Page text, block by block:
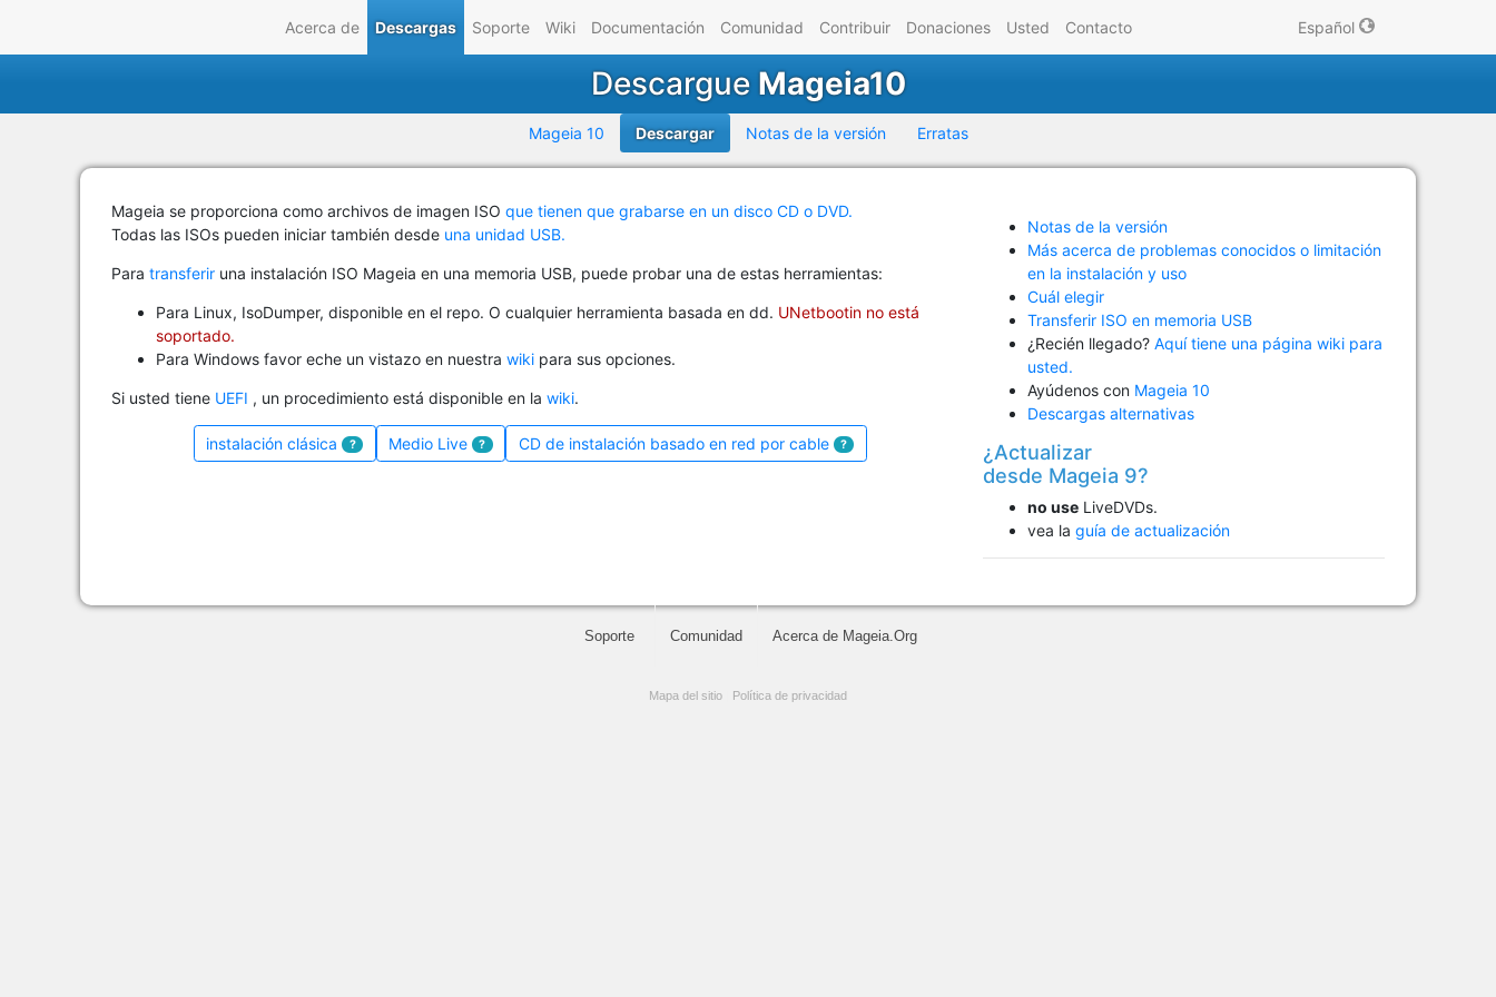
Acerca de Descargas Soporte Wiki Documentación Comunidad Contribuir Donaciones Usted Contacto Español
DescargueMageia10
Mageia 10 Descargar Notas de la versión Erratas
Mageia se proporciona como archivos de imagen ISO que tienen que grabarse en un disco CD o DVD.
Todas las ISOs pueden iniciar también desde una unidad USB.
Para transferir una instalación ISO Mageia en una memoria USB, puede probar una de estas herramientas:
Para Linux, IsoDumper, disponible en el repo. O cualquier herramienta basada en dd. UNetbootin no está
soportado.
Para Windows favor eche un vistazo en nuestra wiki para sus opciones.
Si usted tiene UEFI , un procedimiento está disponible en la wiki.
instalación clásica ? Medio Live ? CD de instalación basado en red por cable ?
Notas de la versión
Más acerca de problemas conocidos o limitación
en la instalación y uso
Cuál elegir
Transferir ISO en memoria USB
¿Recién llegado? Aquí tiene una página wiki para
usted.
Ayúdenos con Mageia 10
Descargas alternativas
¿Actualizar
desde Mageia 9?
no useLiveDVDs.
vea la guía de actualización
Soporte Comunidad Acerca de Mageia.Org
Mapa del sitio Política de privacidad